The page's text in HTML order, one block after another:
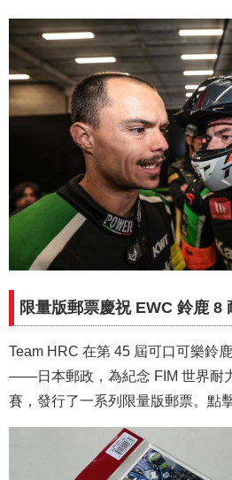
限量版郵票慶祝 EWC 鈴鹿 8
Team HRC 在第 45 屆可口可樂鈴
——日本郵政，為紀念 FIM 世界耐
賽，發行了一系列限量版郵票。點